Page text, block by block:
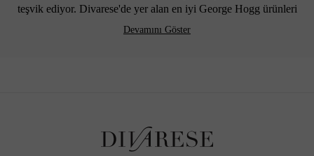
teşvik ediyor. Divarese'de yer alan en iyi George Hogg ürünleri
arasında süet ve loafer ayakkabılar, deri cüzdanlar, postacı çantaları,
En İyi Mevsimlik George Hogg Ayakkabı ve Aksesuarları
Divarese'de!
Devamını Göster